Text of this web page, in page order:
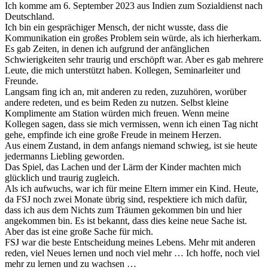
Ich komme am 6. September 2023 aus Indien zum Sozialdienst nach
Deutschland.
Ich bin ein gesprächiger Mensch, der nicht wusste, dass die
Kommunikation ein großes Problem sein würde, als ich hierherkam.
Es gab Zeiten, in denen ich aufgrund der anfänglichen
Schwierigkeiten sehr traurig und erschöpft war. Aber es gab mehrere
Leute, die mich unterstützt haben. Kollegen, Seminarleiter und
Freunde.
Langsam fing ich an, mit anderen zu reden, zuzuhören, worüber
andere redeten, und es beim Reden zu nutzen. Selbst kleine
Komplimente am Station würden mich freuen. Wenn meine
Kollegen sagen, dass sie mich vermissen, wenn ich einen Tag nicht
gehe, empfinde ich eine große Freude in meinem Herzen.
Aus einem Zustand, in dem anfangs niemand schwieg, ist sie heute
jedermanns Liebling geworden.
Das Spiel, das Lachen und der Lärm der Kinder machten mich
glücklich und traurig zugleich.
Als ich aufwuchs, war ich für meine Eltern immer ein Kind. Heute,
da FSJ noch zwei Monate übrig sind, respektiere ich mich dafür,
dass ich aus dem Nichts zum Träumen gekommen bin und hier
angekommen bin. Es ist bekannt, dass dies keine neue Sache ist.
Aber das ist eine große Sache für mich.
FSJ war die beste Entscheidung meines Lebens. Mehr mit anderen
reden, viel Neues lernen und noch viel mehr … Ich hoffe, noch viel
mehr zu lernen und zu wachsen …